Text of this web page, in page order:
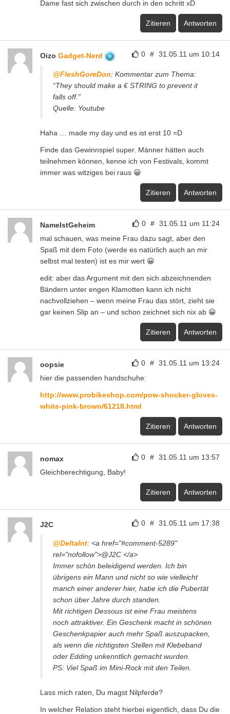
Dame fast sich zwischen durch in den schritt xD
Zitieren Antworten
0 # 31.05.11 um 10:14
Oizo Gadget-Nerd
@FleshGoreDon: Kommentar zum Thema:
“They should make a € STRING to prevent it
falls off.”
Quelle: Youtube
Haha … made my day und es ist erst 10 =D
Finde das Gewinnspiel super. Männer hätten auch
teilnehmen können, kenne ich von Festivals, kommt
immer was witziges bei raus 😀
Zitieren Antworten
0 # 31.05.11 um 11:24
NameIstGeheim
mal schauen, was meine Frau dazu sagt, aber den
Spaß mit dem Foto (werde es natürlich auch an mir
selbst mal testen) ist es mir wert 😀
edit: aber das Argument mit den sich abzeichnenden
Bändern unter engen Klamotten kann ich nicht
nachvollziehen – wenn meine Frau das stört, zieht sie
gar keinen Slip an – und schon zeichnet sich nix ab 😀
Zitieren Antworten
0 # 31.05.11 um 13:24
oopsie
hier die passenden handschuhe:
http://www.probikeshop.com/pow-shocker-gloves-
white-pink-brown/61218.html
Zitieren Antworten
0 # 31.05.11 um 13:57
nomax
Gleichberechtigung, Baby!
Zitieren Antworten
0 # 31.05.11 um 17:38
J2C
@DeltaInt: <a href="#comment-5289"
rel="nofollow">@J2C </a>
Immer schön beleidigend werden. Ich bin
übrigens ein Mann und nicht so wie vielleicht
manch einer anderer hier, habe ich die Pubertät
schon über Jahre durch standen.
Mit richtigen Dessous ist eine Frau meistens
noch attraktiver. Ein Geschenk macht in schönen
Geschenkpapier auch mehr Spaß auszupacken,
als wenn die richtigsten Stellen mit Klebeband
oder Edding unkenntlich gemacht wurden.
PS: Viel Spaß im Mini-Rock mit den Teilen.
Lass mich raten, Du magst Nilpferde?
In welcher Relation steht hierbei eigentlich, dass Du die